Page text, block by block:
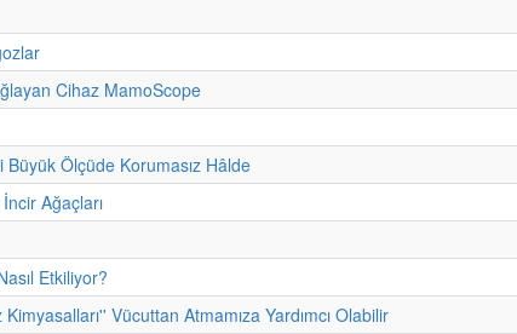
Cihaz MamoScope
Ölçüde Korumasız Hâlde
Ağaçları
Etkiliyor?
Vücuttan Atmamıza Yardımcı Olabilir